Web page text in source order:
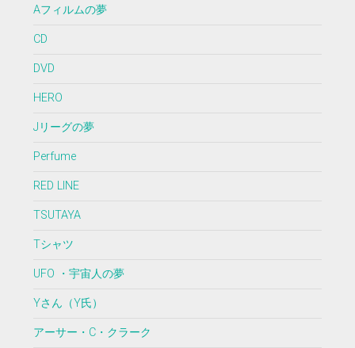
Aフィルムの夢
CD
DVD
HERO
Jリーグの夢
Perfume
RED LINE
TSUTAYA
Tシャツ
UFO ・宇宙人の夢
Yさん（Y氏）
アーサー・C・クラーク